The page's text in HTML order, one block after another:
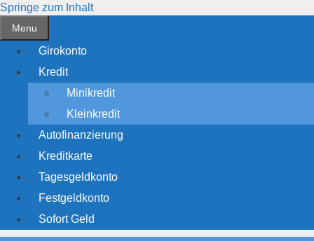
Springe zum Inhalt
Menu
Girokonto
Kredit
Minikredit
Kleinkredit
Autofinanzierung
Kreditkarte
Tagesgeldkonto
Festgeldkonto
Sofort Geld